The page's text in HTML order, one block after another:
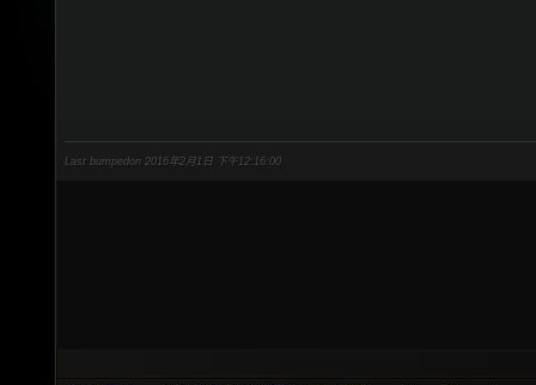
Last bumpedon 2016年2月1日 下午12:16:00